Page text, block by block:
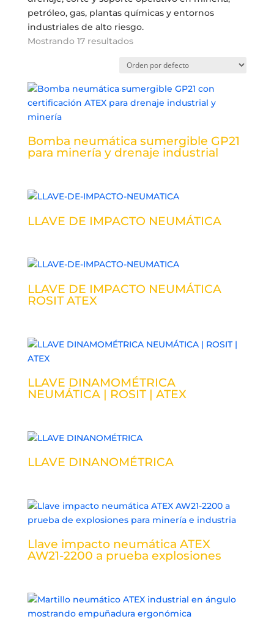
petróleo, gas, plantas químicas y entornos
industriales de alto riesgo.
Mostrando 17 resultados
Bomba neumática sumergible GP21
para minería y drenaje industrial
LLAVE DE IMPACTO NEUMÁTICA
LLAVE DE IMPACTO NEUMÁTICA
ROSIT ATEX
LLAVE DINAMOMÉTRICA
NEUMÁTICA | ROSIT | ATEX
LLAVE DINANOMÉTRICA
Llave impacto neumática ATEX
AW21-2200 a prueba explosiones